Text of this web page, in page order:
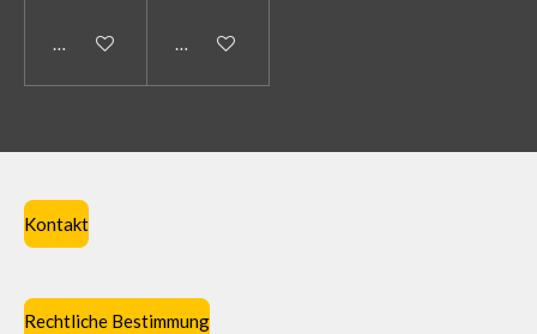
In den WarenkorbIn den Warenkorb
Kontakt
Rechtliche Bestimmung